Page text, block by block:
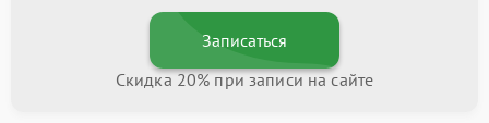
Записаться
Скидка 20% при записи на сайте